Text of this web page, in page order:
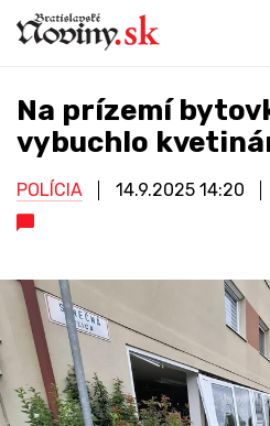
Na prízemí
vybuchlo
POLÍCIA 14.9.2025 14:20